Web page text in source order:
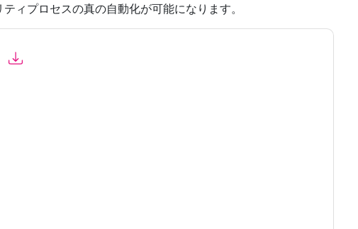
ィプロセスの真の自動化が可能になります。